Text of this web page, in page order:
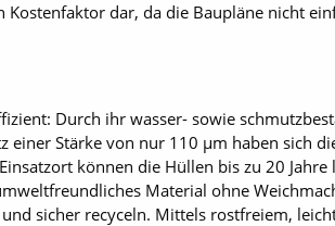
dar, da die Baupläne nicht
Durch ihr wasser- sowie
einer Stärke von nur 110 µm haben sich
können die Hüllen bis zu 20
Material ohne
sicher recyceln. Mittels rostfreiem,